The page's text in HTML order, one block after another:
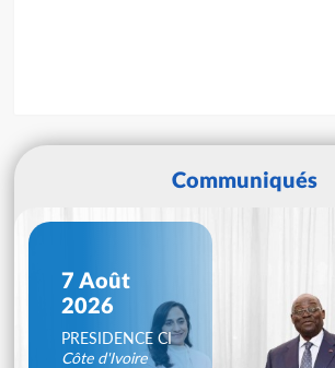
Communiqués
7 Août
2026
PRESIDENCE CI
Côte d'Ivoire